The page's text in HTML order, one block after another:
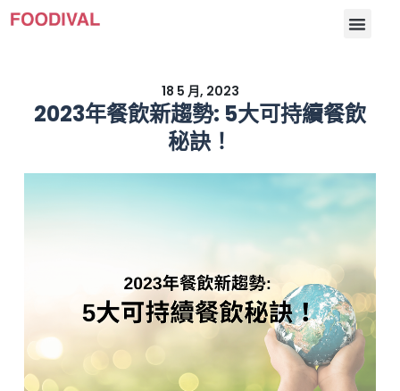
18 5 月, 2023
2023年餐飲新趨勢: 5大可持續餐飲
秘訣！